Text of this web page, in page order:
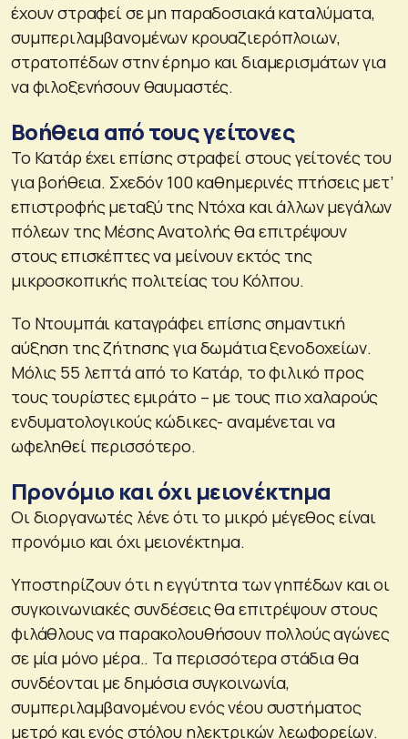
έχουν στραφεί σε μη παραδοσιακά καταλύματα,
συμπεριλαμβανομένων κρουαζιερόπλοιων,
στρατοπέδων στην έρημο και διαμερισμάτων για
να φιλοξενήσουν θαυμαστές.
Βοήθεια από τους γείτονες
Το Κατάρ έχει επίσης στραφεί στους γείτονές του
για βοήθεια. Σχεδόν 100 καθημερινές πτήσεις μετ’
επιστροφής μεταξύ της Ντόχα και άλλων μεγάλων
πόλεων της Μέσης Ανατολής θα επιτρέψουν
στους επισκέπτες να μείνουν εκτός της
μικροσκοπικής πολιτείας του Κόλπου.
Το Ντουμπάι καταγράφει επίσης σημαντική
αύξηση της ζήτησης για δωμάτια ξενοδοχείων.
Μόλις 55 λεπτά από το Κατάρ, το φιλικό προς
τους τουρίστες εμιράτο – με τους πιο χαλαρούς
ενδυματολογικούς κώδικες- αναμένεται να
ωφεληθεί περισσότερο.
Προνόμιο και όχι μειονέκτημα
Οι διοργανωτές λένε ότι το μικρό μέγεθος είναι
προνόμιο και όχι μειονέκτημα.
Υποστηρίζουν ότι η εγγύτητα των γηπέδων και οι
συγκοινωνιακές συνδέσεις θα επιτρέψουν στους
φιλάθλους να παρακολουθήσουν πολλούς αγώνες
σε μία μόνο μέρα.. Τα περισσότερα στάδια θα
συνδέονται με δημόσια συγκοινωνία,
συμπεριλαμβανομένου ενός νέου συστήματος
μετρό και ενός στόλου ηλεκτρικών λεωφορείων.